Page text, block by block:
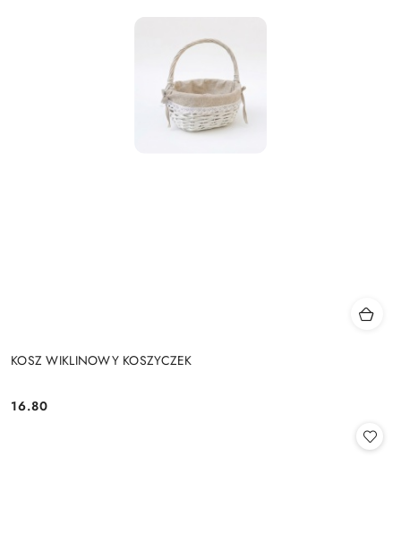
KOSZ WIKLINOWY KOSZYCZEK
Cena:
16.80